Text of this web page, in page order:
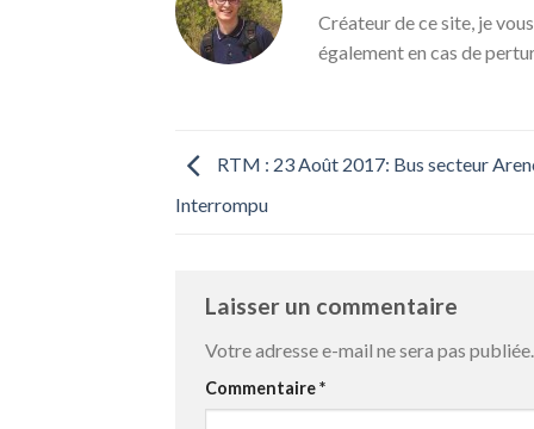
Créateur de ce site, je
également en cas de
RTM : 23 Août 2017: Bus secteur
Interrompu
Laisser un commentaire
Votre adresse e-mail ne sera pas publiée.
Commentaire*